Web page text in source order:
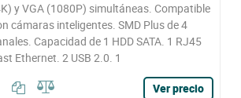
y VGA (1080P) simultáneas. Compatible
cámaras inteligentes. SMD Plus de 4
Capacidad de 1 HDD SATA. 1 RJ45
Ethernet. 2 USB 2.0. 1
Ver precio